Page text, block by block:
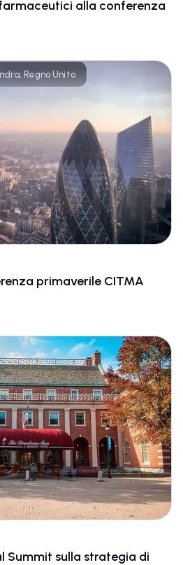
alla conferenza
Regno Unito
primaverile CITMA
Summit sulla strategia di